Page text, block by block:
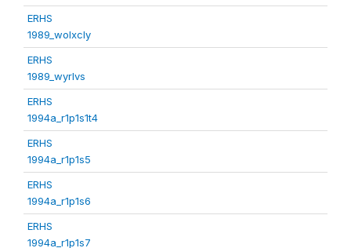
ERHS
1989_wolxcly
ERHS
1989_wyrlvs
ERHS
1994a_r1p1s1t4
ERHS
1994a_r1p1s5
ERHS
1994a_r1p1s6
ERHS
1994a_r1p1s7